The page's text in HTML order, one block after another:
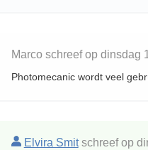
Marco schreef op dinsdag
Photomecanic wordt veel
Elvira Smitschreef op